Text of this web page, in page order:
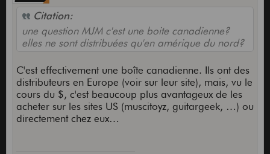
Citation:
une question MJM c'est une boite canadienne?
elles ne sont distribuées qu'en amérique du nord?
C'est effectivement une boîte canadienne. Ils ont des
distributeurs en Europe (voir sur leur site), mais, vu le
cours du $, c'est beaucoup plus avantageux de les
acheter sur les sites US (muscitoyz, guitargeek, …) ou
directement chez eux…